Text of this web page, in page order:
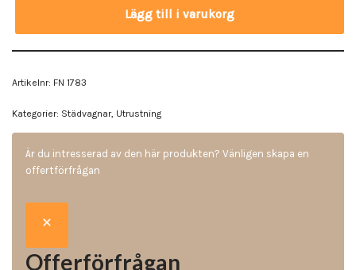
Lägg till i varukorg
Artikelnr: FN 1783
Kategorier: Städvagnar, Utrustning
Är du intresserad av den här produkten? Vänligen skapa en
offertförfrågan
Offerförfrågan